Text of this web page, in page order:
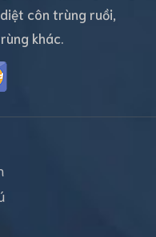
côn trùng ruồi,
khác.